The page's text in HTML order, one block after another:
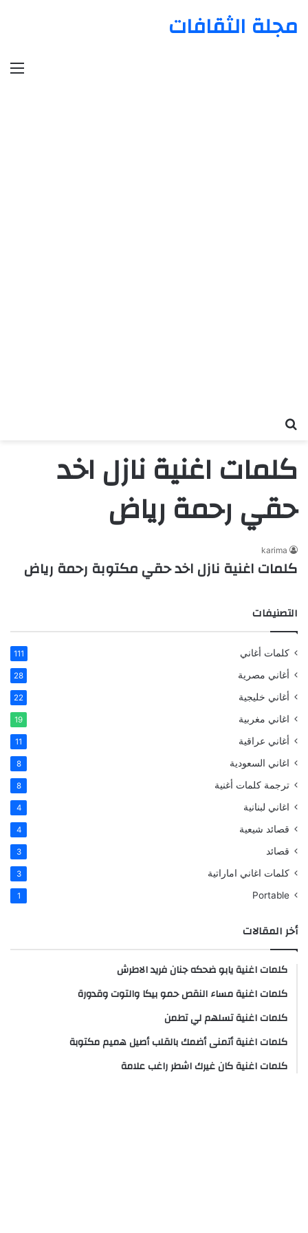
مجلة الثقافات
كلمات اغنية نازل اخد
حقي رحمة رياض
karima
كلمات اغنية نازل اخد حقي مكتوبة رحمة رياض
التصنيفات
كلمات أغاني 111
أغاني مصرية 28
أغاني خليجية 22
اغاني مغربية 19
أغاني عراقية 11
اغاني السعودية 8
ترجمة كلمات أغنية 8
اغاني لبنانية 4
قصائد شيعية 4
قصائد 3
كلمات اغاني اماراتية 3
Portable
1
أخر المقالات
كلمات اغنية يابو ضحكه جنان فريد الاطرش
كلمات اغنية مساء النقص حمو بيكا والتوت وقدورة
كلمات اغنية تسلهم لي تطمن
كلمات اغنية أتمنى أضمك بالقلب أصيل هميم مكتوبة
كلمات اغنية كان غيرك اشطر راغب علامة